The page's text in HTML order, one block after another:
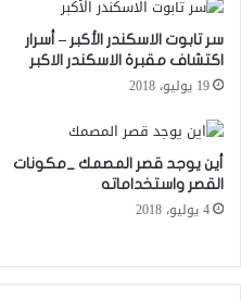
سر تابوت الاسكندر الأكبر – أسرار
اكتشاف مقبرة الاسكندر الاكبر
19 يوليو، 2018
أين يوجد قصر المصمك _مكونات
القصر واستخداماته
4 يوليو، 2018